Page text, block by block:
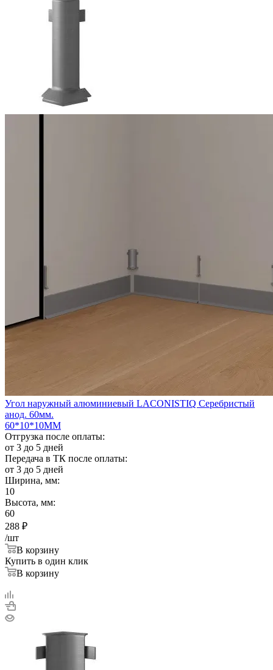
Угол наружный алюминиевый LACONISTIQ Серебристый
анод. 60мм.
60*10*10ММ
Отгрузка после оплаты:
от 3 до 5 дней
Передача в ТК после оплаты:
от 3 до 5 дней
Ширина, мм:
10
Высота, мм:
60
288 ₽
/шт
В корзину
Купить в один клик
В корзину